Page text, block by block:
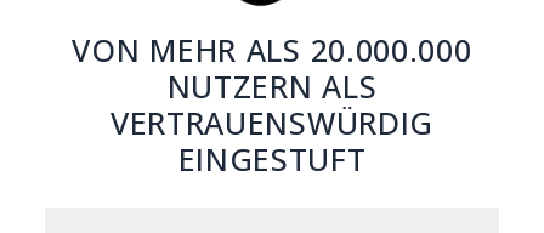
VON MEHR ALS 20.000.000
NUTZERN ALS
VERTRAUENSWÜRDIG
EINGESTUFT